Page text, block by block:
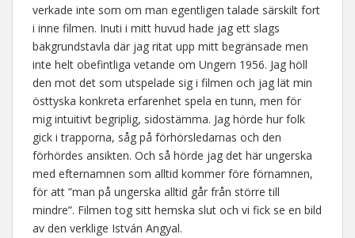
verkade inte som om man egentligen talade särskilt fort
i inne filmen. Inuti i mitt huvud hade jag ett slags
bakgrundstavla där jag ritat upp mitt begränsade men
inte helt obefintliga vetande om Ungern 1956. Jag höll
den mot det som utspelade sig i filmen och jag lät min
östtyska konkreta erfarenhet spela en tunn, men för
mig intuitivt begriplig, sidostämma. Jag hörde hur folk
gick i trapporna, såg på förhörsledarnas och den
förhördes ansikten. Och så hörde jag det här ungerska
med efternamnen som alltid kommer före förnamnen,
för att ”man på ungerska alltid går från större till
mindre”. Filmen tog sitt hemska slut och vi fick se en bild
av den verklige István Angyal.